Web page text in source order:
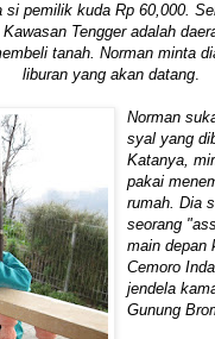
si pemilik kuda Rp 60,000.
Tengger adalah
tanah. Norman minta
liburan yang akan datang.
Norman
syal yang
Katanya,
pakai
rumah. Dia
seorang
main depan
Cemoro
jendela
Gunung